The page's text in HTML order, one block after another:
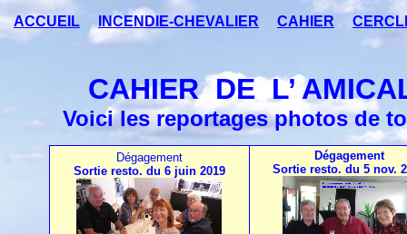
ACCUEIL INCENDIE-CHEVALIER CAHIER
CAHIER DE L’
Voici les reportages photos de
Dégagement
Sortie resto. du 6 juin 2019
Dégagement
Sortie resto. du 5 nov.